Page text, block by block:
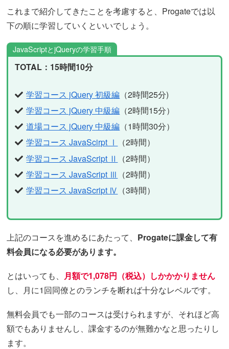
これまで紹介してきたことを考慮すると、Progateでは以
下の順に学習していくといいでしょう。
JavaScriptとjQueryの学習手順
TOTAL：15時間10分
学習コース jQuery 初級編 （2時間25分)
学習コース jQuery 中級編 （2時間15分）
道場コース jQuery 中級編 （1時間30分）
学習コース JavaScirpt Ⅰ
（2時間）
学習コース JavaScript Ⅱ
（2時間）
学習コース JavaScript Ⅲ （2時間）
学習コース JavaScript Ⅳ （3時間）
上記のコースを進めるにあたって、 Progateに課金して有
料会員になる必要があります。
とはいっても、 月額で1,078円（税込）しかかかりません
し、月に1回同僚とのランチを断れば十分なレベルです。
無料会員でも一部のコースは受けられますが、それほど高
額でもありませんし、課金するのが無難かなと思ったりし
ます。